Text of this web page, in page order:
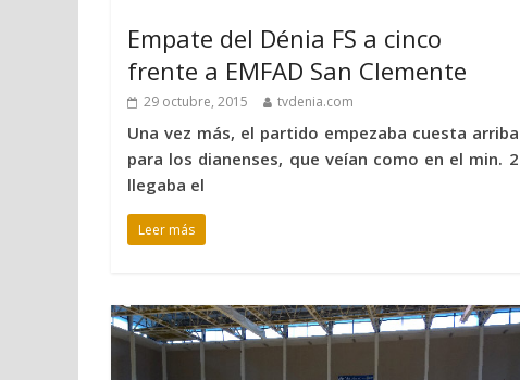
Empate del Dénia FS a cinco
frente a EMFAD San Clemente
29 octubre, 2015 tvdenia.com
Una vez más, el partido empezaba cuesta arriba
para los dianenses, que veían como en el min. 2
llegaba el
Leer más